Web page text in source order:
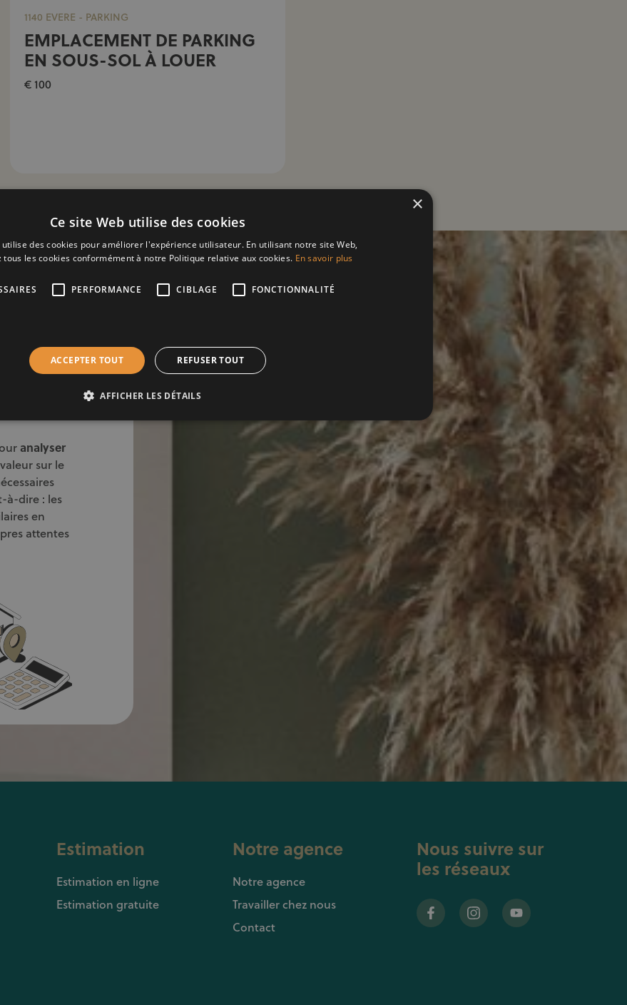
1140 EVERE - PARKING
EMPLACEMENT DE PARKING
EN SOUS-SOL À LOUER
€ 100
analyser
sur le
à-dire : les
en
attentes
Estimation
Estimation en ligne
Estimation gratuite
Notre agence
Notre agence
Travailler chez nous
Contact
Nous suivre sur
les réseaux
×
Ce site Web utilise des cookies
des cookies pour améliorer l'expérience utilisateur. En utilisant notre site Web,
tous les cookies conformément à notre Politique relative aux cookies. En savoir plus
PERFORMANCE CIBLAGE FONCTIONNALITÉ
ACCEPTER TOUT REFUSER TOUT
AFFICHER LES DÉTAILS